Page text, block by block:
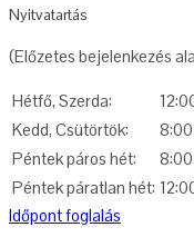
Nyitvatartás
(Előzetes bejelenkezés
Hétfő, Szerda:
Kedd, Csütörtök:
8:00
Péntek páros hét:
8:00
Péntek páratlan hét:
Időpont foglalás